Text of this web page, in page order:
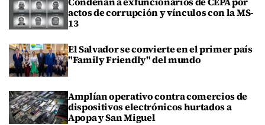
actos de corrupción y vínculos con la MS-
13
El Salvador se convierte en el primer país
"Family Friendly" del mundo
Amplían operativo contra comercios de
dispositivos electrónicos hurtados a
Apopa y San Miguel